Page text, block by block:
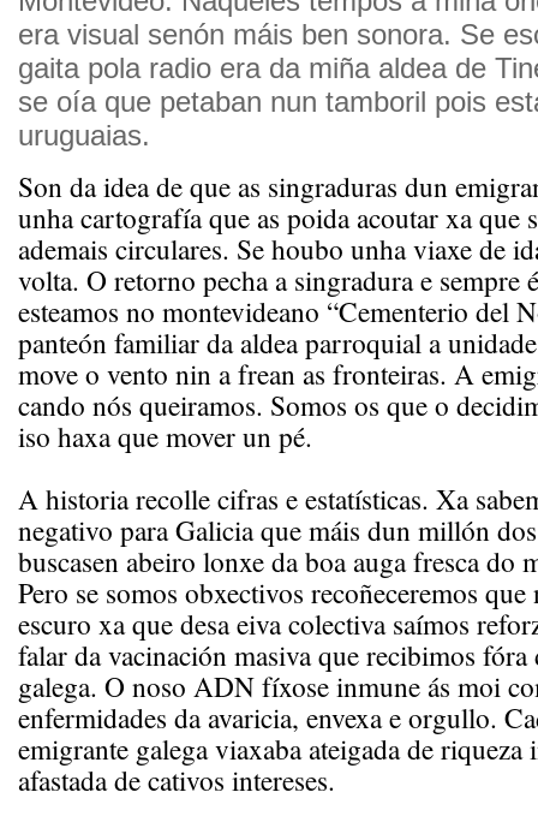
era visual senón máis ben sonora. Se
gaita pola radio era da miña aldea de
se oía que petaban nun tamboril pois
uruguaias.
Son da idea de que as singraduras dun
unha cartografía que as poida acoutar xa que
ademais circulares. Se houbo unha viaxe de
volta. O retorno pecha a singradura e sempre
esteamos no montevideano “Cementerio del
panteón familiar da aldea parroquial a
move o vento nin a frean as fronteiras. A
cando nós queiramos. Somos os que o
iso haxa que mover un pé.
A historia recolle cifras e estatísticas. Xa
negativo para Galicia que máis dun millón
buscasen abeiro lonxe da boa auga fresca do
Pero se somos obxectivos recoñeceremos
escuro xa que desa eiva colectiva saímos
falar da vacinación masiva que recibimos fóra
galega. O noso ADN fíxose inmune ás moi
enfermidades da avaricia, envexa e orgullo.
emigrante galega viaxaba ateigada de
afastada de cativos intereses.